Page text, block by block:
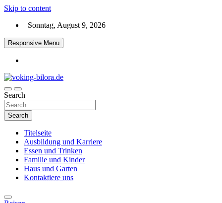
Skip to content
Sonntag, August 9, 2026
Responsive Menu
voking-bilora.de
Search
Search
Titelseite
Ausbildung und Karriere
Essen und Trinken
Familie und Kinder
Haus und Garten
Kontaktiere uns